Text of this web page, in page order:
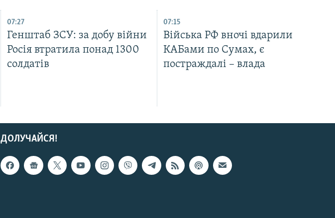
07:27
Генштаб ЗСУ: за добу війни
Росія втратила понад 1300
солдатів
07:15
Війська РФ вночі вдарили
КАБами по Сумах, є
постраждалі – влада
ДОЛУЧАЙСЯ!